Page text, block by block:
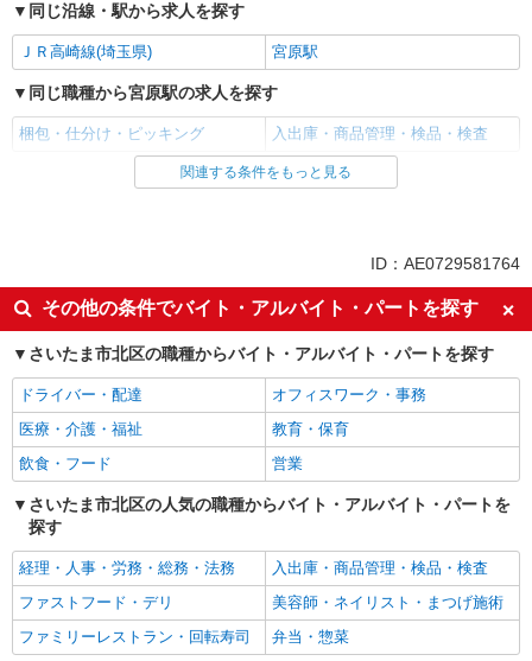
同じ沿線・駅から求人を探す
ＪＲ高崎線(埼玉県) 宮原駅
同じ職種から宮原駅の求人を探す
梱包・仕分け・ピッキング 入出庫・商品管理・検品・検査
同じ雇用形態から宮原駅の求人を探す
未経験歓迎
ミドル（40代～）活躍中
エルダー（50代～）活躍中
シニア（60代～）活躍中
給与前払いOK
土日祝休み
上場企業・上場企業のグループ会
社
車通勤OK
バイク通勤OK
交通費支給
社会保険あり
同じ職種から求人を探す
軽作業・製造・物流
梱包・仕分け・ピッキング
入出庫・商品管理・検品・検査
同じ特徴から求人を探す
関連する条件をもっと見る
ID：AE0729581764
その他の条件でバイト・アルバイト・パートを探す
さいたま市北区の職種からバイト・アルバイト・パートを探す
ドライバー・配達
オフィスワーク・事務
医療・介護・福祉
教育・保育
飲食・フード
営業
さいたま市北区の人気の職種からバイト・アルバイト・パートを
探す
経理・人事・労務・総務・法務
入出庫・商品管理・検品・検査
ファストフード・デリ
美容師・ネイリスト・まつげ施術
ファミリーレストラン・回転寿司
弁当・惣菜